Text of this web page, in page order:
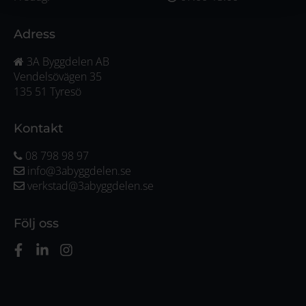
Adress
3A Byggdelen AB
Vendelsövägen 35
135 51 Tyresö
Kontakt
08 798 98 97
info@3abyggdelen.se
verkstad@3abyggdelen.se
Följ oss